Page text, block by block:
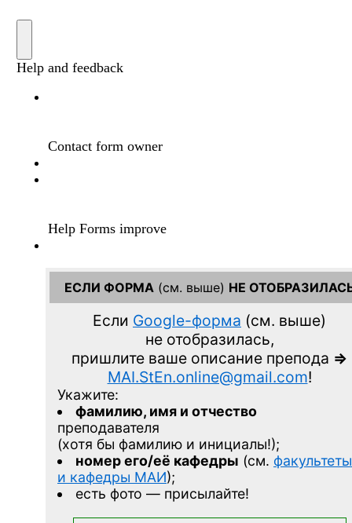
ЕСЛИ ФОРМА (см. выше) НЕ
Если Google-форма (см. выше)
не отобразилась,
пришлите ваше описание препода =>
MAI.StEn.online@gmail.com!
Укажите:
фамилию, имя и отчество
преподавателя
(хотя бы фамилию и инициалы!);
номер его/её кафедры (см. факультеты
и кафедры МАИ);
есть фото — присылайте!